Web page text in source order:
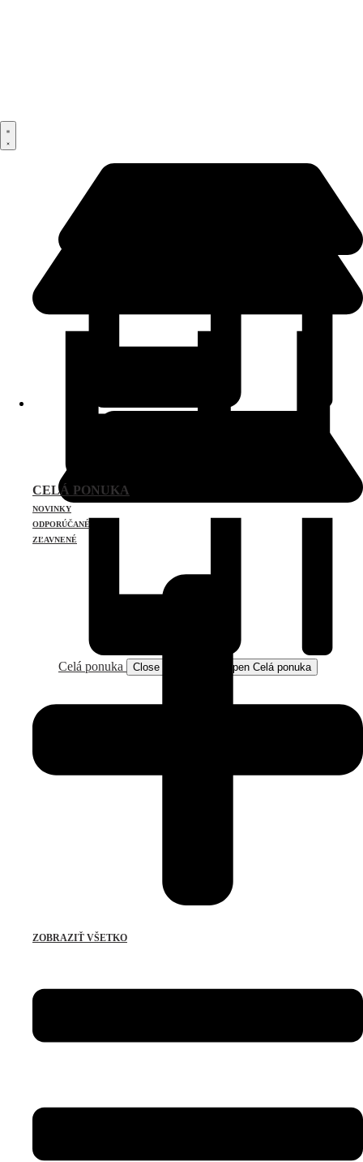
Celá ponuka Close Celá ponuka Open Celá ponuka
CELÁ PONUKA
NOVINKY
ODPORÚČANÉ
ZĽAVNENÉ
ZOBRAZIŤ VŠETKO